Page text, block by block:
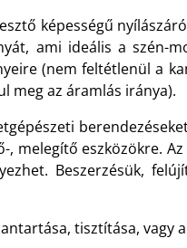
képességű
ami ideális a szén-
(nem feltétlenül a
meg az áramlás iránya).
melegítő eszközökre.
Beszerzésük,
tisztítása, vagy